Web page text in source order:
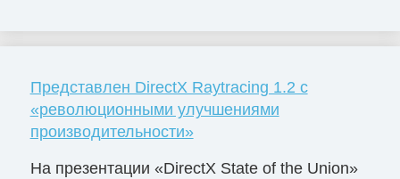
Представлен DirectX Raytracing 1.2 с
«революционными улучшениями
производительности»
На презентации «DirectX State of the Union»